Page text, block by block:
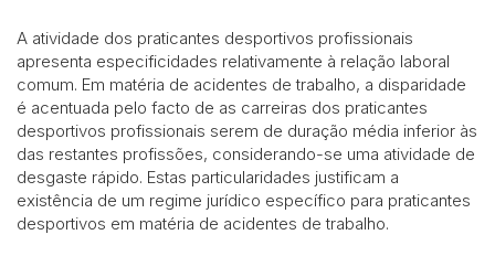
A atividade dos praticantes desportivos profissionais
apresenta especificidades relativamente à relação laboral
comum. Em matéria de acidentes de trabalho, a disparidade
é acentuada pelo facto de as carreiras dos praticantes
desportivos profissionais serem de duração média inferior às
das restantes profissões, considerando-se uma atividade de
desgaste rápido. Estas particularidades justificam a
existência de um regime jurídico específico para praticantes
desportivos em matéria de acidentes de trabalho.